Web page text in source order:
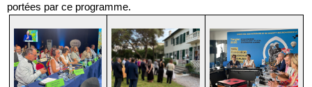
portées par ce programme.